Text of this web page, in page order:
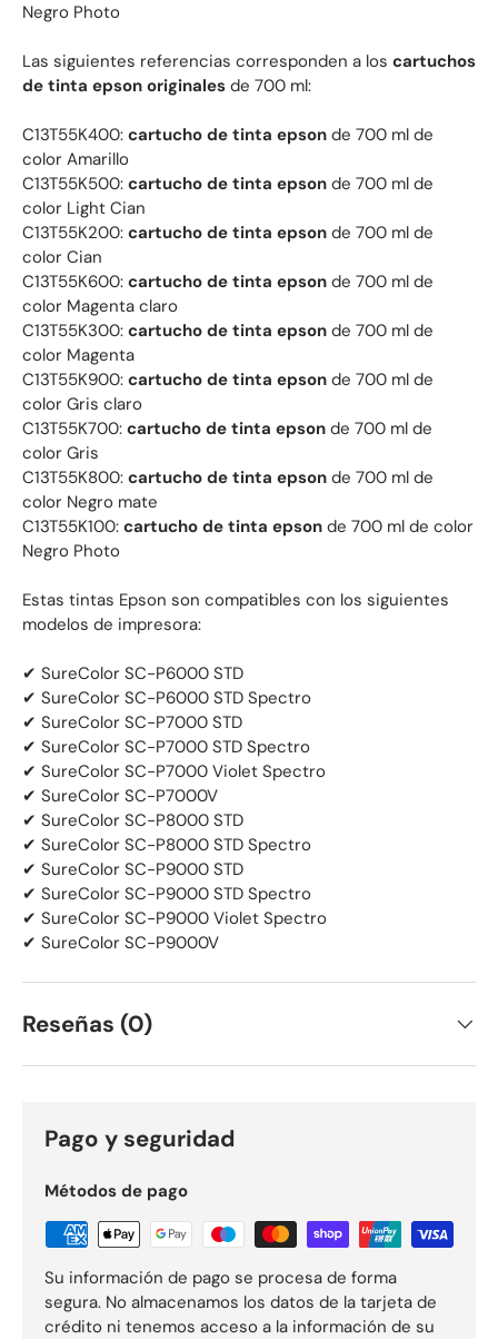
Negro Photo
Las siguientes referencias corresponden a los cartuchos
de tinta epson originales de 700 ml:
C13T55K400: cartucho de tinta epson de 700 ml de
color Amarillo
C13T55K500: cartucho de tinta epson de 700 ml de
color Light Cian
C13T55K200: cartucho de tinta epson de 700 ml de
color Cian
C13T55K600: cartucho de tinta epson de 700 ml de
color Magenta claro
C13T55K300: cartucho de tinta epson de 700 ml de
color Magenta
C13T55K900: cartucho de tinta epson de 700 ml de
color Gris claro
C13T55K700: cartucho de tinta epson de 700 ml de
color Gris
C13T55K800: cartucho de tinta epson de 700 ml de
color Negro mate
C13T55K100: cartucho de tinta epson de 700 ml de color
Negro Photo
Estas tintas Epson son compatibles con los siguientes
modelos de impresora:
✔ SureColor SC-P6000 STD
✔ SureColor SC-P6000 STD Spectro
✔ SureColor SC-P7000 STD
✔ SureColor SC-P7000 STD Spectro
✔ SureColor SC-P7000 Violet Spectro
✔ SureColor SC-P7000V
✔ SureColor SC-P8000 STD
✔ SureColor SC-P8000 STD Spectro
✔ SureColor SC-P9000 STD
✔ SureColor SC-P9000 STD Spectro
✔ SureColor SC-P9000 Violet Spectro
✔ SureColor SC-P9000V
Reseñas (0)
Pago y seguridad
Métodos de pago
Su información de pago se procesa de forma
segura. No almacenamos los datos de la tarjeta de
crédito ni tenemos acceso a la información de su